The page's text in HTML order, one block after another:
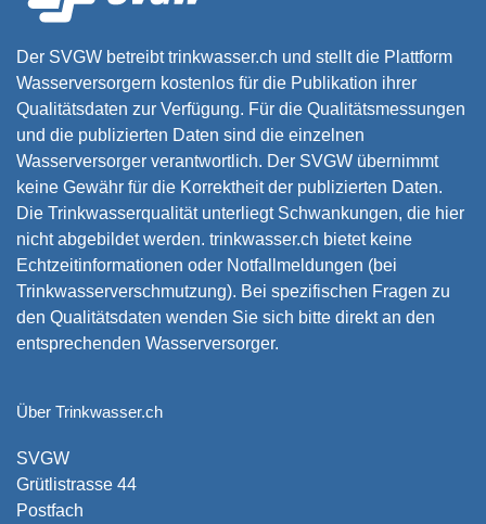
Der SVGW betreibt trinkwasser.ch und stellt die Plattform
Wasserversorgern kostenlos für die Publikation ihrer
Qualitätsdaten zur Verfügung. Für die Qualitätsmessungen
und die publizierten Daten sind die einzelnen
Wasserversorger verantwortlich. Der SVGW übernimmt
keine Gewähr für die Korrektheit der publizierten Daten.
Die Trinkwasserqualität unterliegt Schwankungen, die hier
nicht abgebildet werden. trinkwasser.ch bietet keine
Echtzeitinformationen oder Notfallmeldungen (bei
Trinkwasserverschmutzung). Bei spezifischen Fragen zu
den Qualitätsdaten wenden Sie sich bitte direkt an den
entsprechenden Wasserversorger.
Über Trinkwasser.ch
SVGW
Grütlistrasse 44
Postfach